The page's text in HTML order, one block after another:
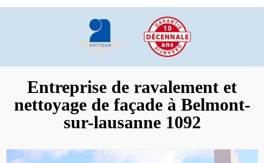
Entreprise de ravalement et
nettoyage de façade à Belmont-
sur-lausanne 1092